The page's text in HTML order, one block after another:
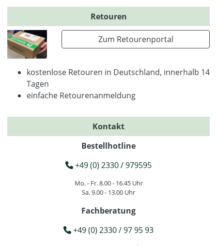
Retouren
Zum Retourenportal
kostenlose Retouren in Deutschland, innerhalb 14
Tagen
einfache Retourenanmeldung
Kontakt
Bestellhotline
+49 (0) 2330 / 979595
Mo. - Fr. 8.00 - 16.45 Uhr
Sa. 9.00 - 13.00 Uhr
Fachberatung
+49 (0) 2330 / 97 95 93